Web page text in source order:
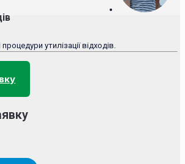
утилізації відходів.